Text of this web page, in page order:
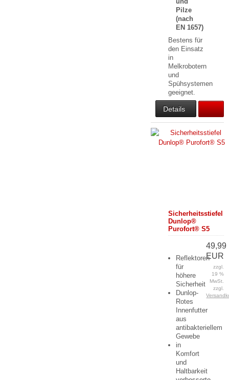
Pilze
(nach
EN 1657)
Bestens für
den Einsatz
in
Melkrobotern
und
Spühsystemen
geeignet.
Details
Sicherheitsstiefel
Dunlop®
Purofort® S5
Reflektoren
für
höhere
Sicherheit
Dunlop-
Rotes
Innenfutter
aus
antibakteriellem
Gewebe
in
Komfort
und
Haltbarkeit
49,99
EUR
zzgl.
19 %
MwSt.
zzgl.